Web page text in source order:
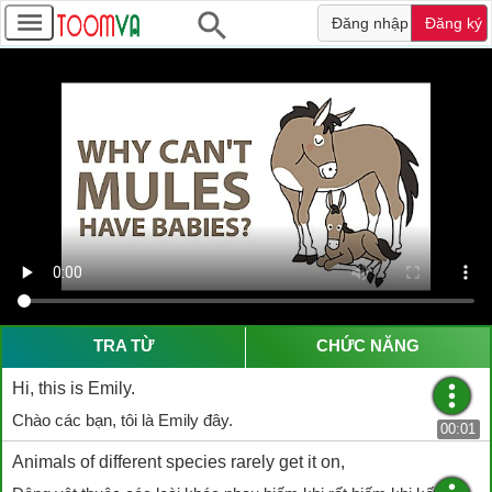
Đăng nhập Đăng ký
TRA TỪ CHỨC NĂNG
Hi, this is Emily.
Chào các bạn, tôi là Emily đây.
00:01
Animals of different species rarely get it on,